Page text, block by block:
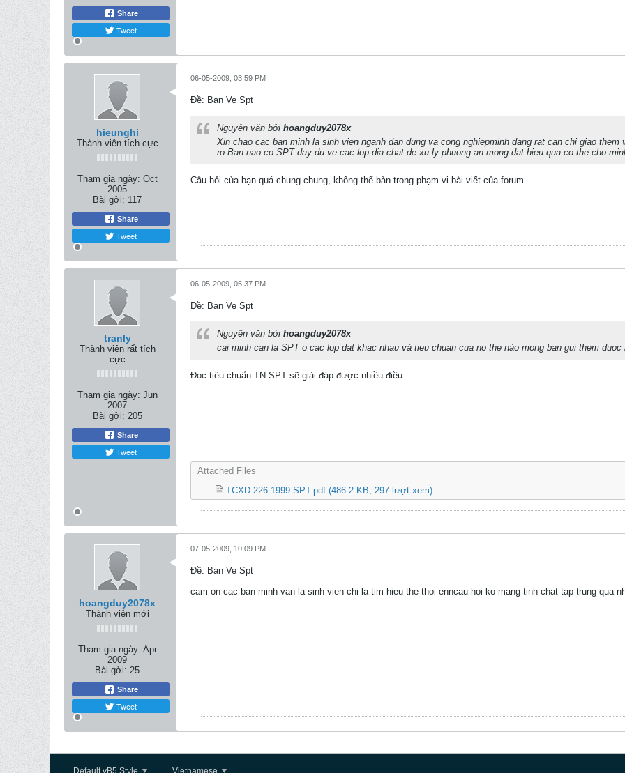
Share
Tweet
hieunghi
Thành viên tích cực
Tham gia ngày: Oct
2005
Bài gởi: 117
Share
Tweet
06-05-2009, 03:59 PM
Ðề: Ban Ve Spt
Nguyên văn bởi hoangduy2078x
Xin chao cac ban minh la sinh vien nganh dan dung va cong nghiẹpminh dang rat can chi giao
ro.Ban nao co SPT day du ve cac lop dia chat de xu ly phuong an mong dat hieu qua co the cho
Câu hỏi của bạn quá chung chung, không thể bàn trong phạm vi bài viết của forum.
tranly
Thành viên rất tích
cực
Tham gia ngày: Jun
2007
Bài gởi: 205
Share
Tweet
06-05-2009, 05:37 PM
Ðề: Ban Ve Spt
Nguyên văn bởi hoangduy2078x
cai minh can la SPT o cac lop dat khac nhau và tieu chuan cua no the nảo mong ban gui them duoc
Đọc tiêu chuẩn TN SPT sẽ giải đáp được nhiều điều
Attached Files
TCXD 226 1999 SPT.pdf (486.2 KB, 297 lượt xem)
hoangduy2078x
Thành viên mới
Tham gia ngày: Apr
2009
Bài gởi: 25
Share
Tweet
07-05-2009, 10:09 PM
Ðề: Ban Ve Spt
cam on cac ban minh van la sinh vien chi la tim hieu the thoi enncau hoi ko mang tinh chat tap trung qua
Default vB5 Style Vietnamese